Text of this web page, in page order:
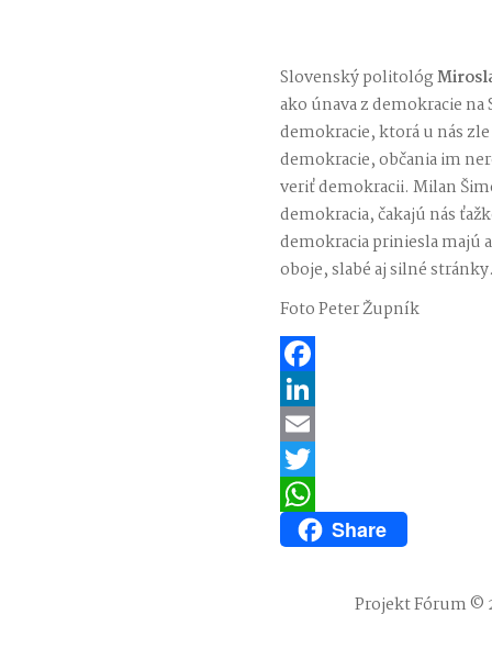
Slovenský politológ
ako únava z demokracie
demokracie, ktorá u nás
demokracie, občania im
veriť demokracii. Milan
demokracia, čakajú nás
demokracia priniesla majú
oboje, slabé aj silné
Foto Peter Župník
Facebook
LinkedIn
Email
Twitter
WhatsAppShare
Projekt Fórum ©